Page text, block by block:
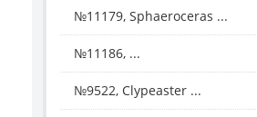
№11179, Sphaeroceras ...
№11186, ...
№9522, Clypeaster ...